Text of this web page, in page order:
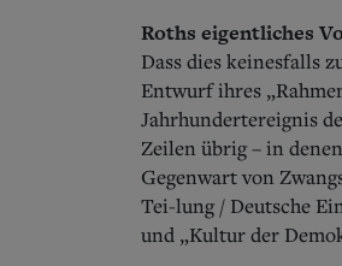
Roths eigentliches
Dass dies keinesfalls
Entwurf ihres
Jahrhundertereignis
Zeilen übrig – in
Gegenwart von
Tei­-lung / Deutsche
und „Kultur der